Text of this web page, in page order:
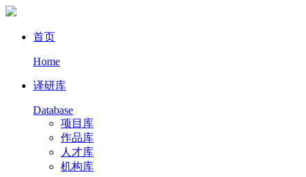
首页
Home
译研库
Database
项目库
作品库
人才库
机构库